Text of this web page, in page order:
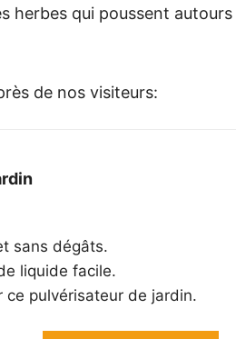
herbes qui poussent autours
de nos visiteurs:
sans dégâts.
liquide facile.
ce pulvérisateur de jardin.